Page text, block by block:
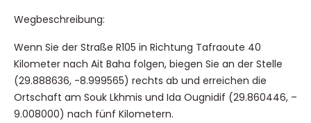
Wegbeschreibung:
Wenn Sie der Straße R105 in Richtung Tafraoute 40
Kilometer nach Ait Baha folgen, biegen Sie an der Stelle
(29.888636, -8.999565) rechts ab und erreichen die
Ortschaft am Souk Lkhmis und Ida Ougnidif (29.860446, –
9.008000) nach fünf Kilometern.